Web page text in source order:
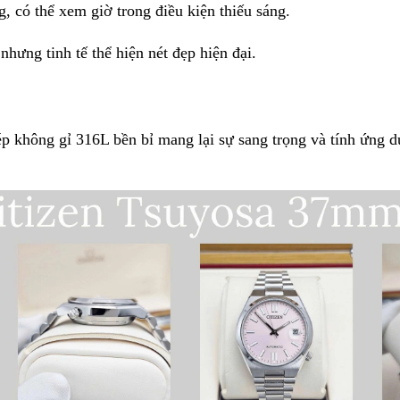
có thể xem giờ trong điều kiện thiếu sáng.
tinh tế thể hiện nét đẹp hiện đại.
không gỉ 316L bền bỉ mang lại sự sang trọng và tính ứng